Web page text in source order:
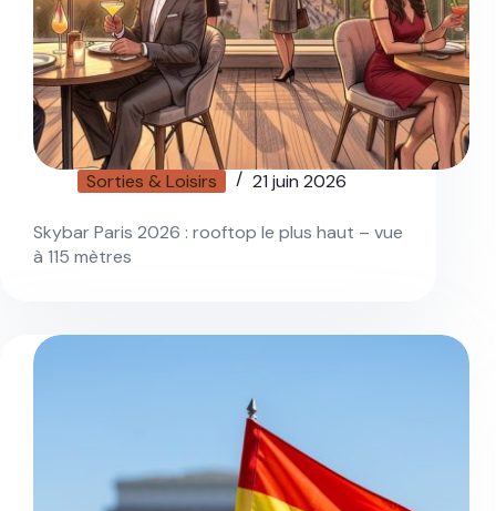
Sorties & Loisirs 21 juin 2026
Skybar Paris 2026 : rooftop le plus haut – vue
à 115 mètres